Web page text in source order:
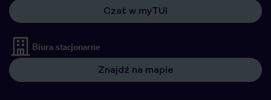
Czat w myTUI
Biura stacjonarne
Znajdź na mapie